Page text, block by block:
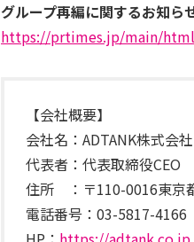
グループ再編に関するお知ら
https://prtimes.jp/main/
【会社概要】
会社名：ADTANK株式会
代表者：代表取締役
住所 ：〒110-0016東京
電話番号：03-5817-4166